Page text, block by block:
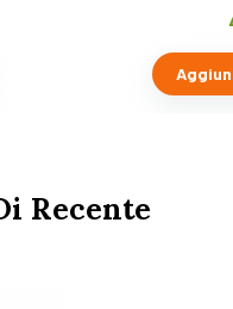
Recente